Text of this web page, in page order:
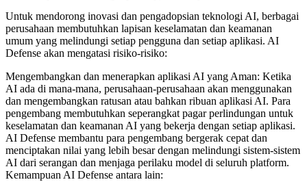
Untuk mendorong inovasi dan pengadopsian teknologi AI, berbagai
perusahaan membutuhkan lapisan keselamatan dan keamanan
umum yang melindungi setiap pengguna dan setiap aplikasi. AI
Defense akan mengatasi risiko-risiko:
Mengembangkan dan menerapkan aplikasi AI yang Aman: Ketika
AI ada di mana-mana, perusahaan-perusahaan akan menggunakan
dan mengembangkan ratusan atau bahkan ribuan aplikasi AI. Para
pengembang membutuhkan seperangkat pagar perlindungan untuk
keselamatan dan keamanan AI yang bekerja dengan setiap aplikasi.
AI Defense membantu para pengembang bergerak cepat dan
menciptakan nilai yang lebih besar dengan melindungi sistem-sistem
AI dari serangan dan menjaga perilaku model di seluruh platform.
Kemampuan AI Defense antara lain: